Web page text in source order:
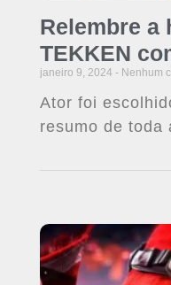
Relembre a
TEKKEN
janeiro 9, 2024 Nenhum
Ator foi
resumo de toda